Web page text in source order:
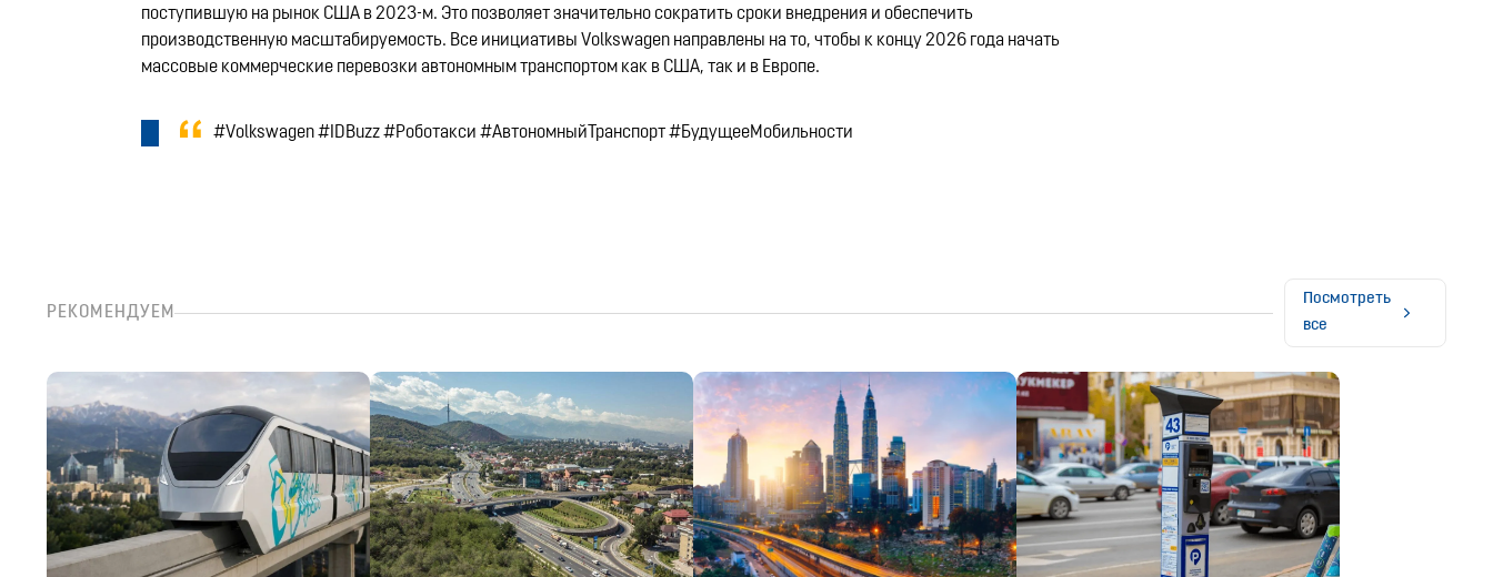
поступившую на рынок США в 2023-м. Это позволяет значительно сократить сроки внедрения и обеспечить
производственную масштабируемость. Все инициативы Volkswagen направлены на то, чтобы к концу 2026 года начать
массовые коммерческие перевозки автономным транспортом как в США, так и в Европе.
#Volkswagen #IDBuzz #Роботакси #АвтономныйТранспорт #БудущееМобильности
РЕКОМЕНДУЕМ
Посмотреть
все